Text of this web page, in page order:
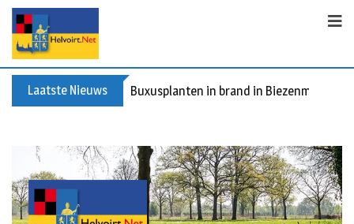
Laatste Nieuws Buxusplanten in brand in Biezenmortel,